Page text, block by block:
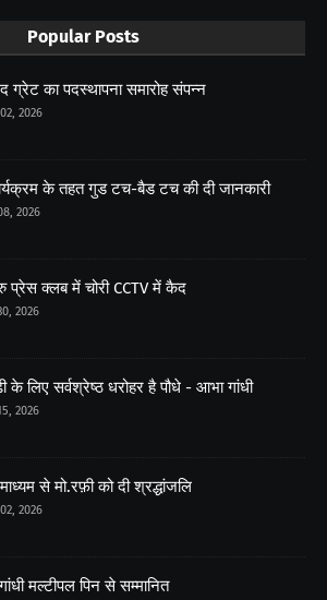
Popular Posts
द ग्रेट का पदस्थापना समारोह संपन्न
2026
के तहत गुड टच-बैड टच की दी जानकारी
2026
क्लब में चोरी CCTV में कैद
2026
के लिए सर्वश्रेष्ठ धरोहर है पौधे - आभा गांधी
2026
से मो.रफ़ी को दी श्रद्धांजलि
2026
मल्टीपल पिन से सम्मानित